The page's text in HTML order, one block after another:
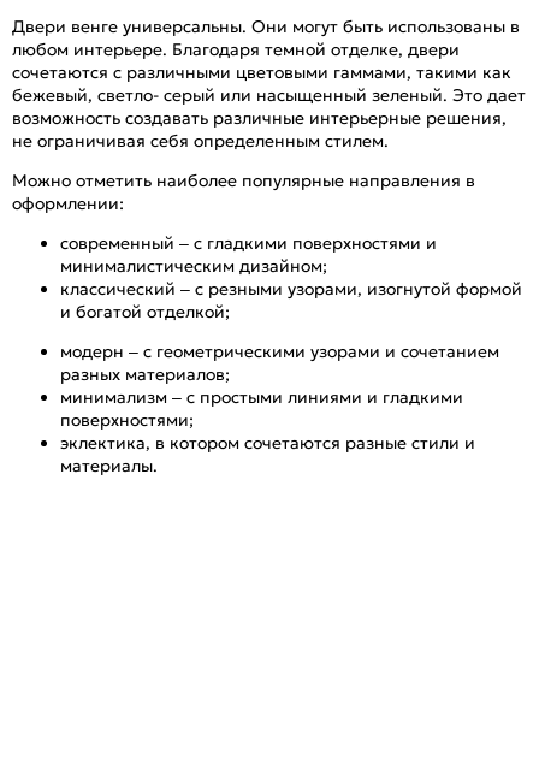
Двери венге универсальны. Они могут быть использованы в
любом интерьере. Благодаря темной отделке, двери
сочетаются с различными цветовыми гаммами, такими как
бежевый, светло- серый или насыщенный зеленый. Это дает
возможность создавать различные интерьерные решения,
не ограничивая себя определенным стилем.
Можно отметить наиболее популярные направления в
оформлении:
современный – с гладкими поверхностями и
минималистическим дизайном;
классический – с резными узорами, изогнутой формой
и богатой отделкой;
модерн – с геометрическими узорами и сочетанием
разных материалов;
минимализм – с простыми линиями и гладкими
поверхностями;
эклектика, в котором сочетаются разные стили и
материалы.